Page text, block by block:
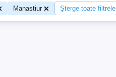
Manastiur Șterge toate filtrele